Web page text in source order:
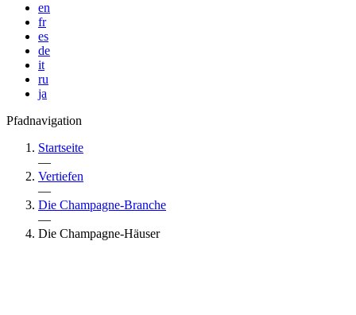
en
fr
es
de
it
ru
ja
Pfadnavigation
Startseite
—
Vertiefen
—
Die Champagne-Branche
—
Die Champagne-Häuser